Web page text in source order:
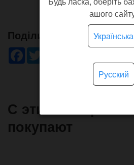
Поділись!
Facebook WhatsApp
ViberPinterest
С этим товаром
покупают
ашого
Українська
Русский